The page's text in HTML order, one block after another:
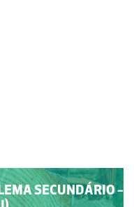
SECUNDÁRIO -